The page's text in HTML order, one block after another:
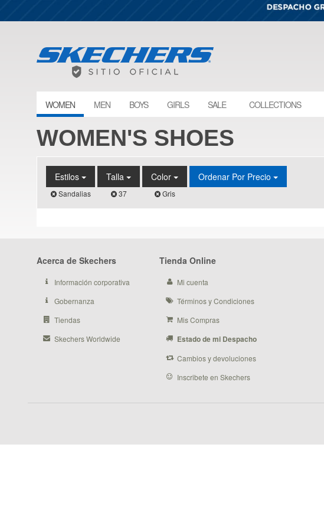
WOMEN MEN BOYS GIRLS SALE COLLECTIONS
WOMEN'S SHOES
Estilos
Sandalias
Talla
37
Color
Gris
Ordenar Por Precio
Acerca de Skechers
Información corporativa
Gobernanza
Tiendas
Skechers Worldwide
Tienda Online
Mi cuenta
Términos y Condiciones
Mis Compras
Estado de mi Despacho
Cambios y devoluciones
Inscribete en Skechers